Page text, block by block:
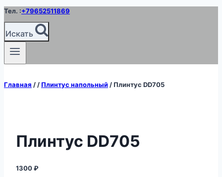
Перейти
содержимому
Тел. :+79652511869
Искать
Главная / / Плинтус напольный / Плинтус DD705
Плинтус DD705
1300₽